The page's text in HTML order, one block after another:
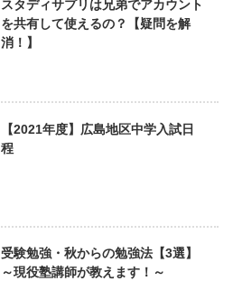
スタディサプリは兄弟でアカウント
を共有して使えるの？【疑問を解
消！】
【2021年度】広島地区中学入試日
程
受験勉強・秋からの勉強法【3選】
～現役塾講師が教えます！～